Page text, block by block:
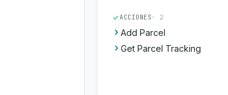
ACCIONES · 2
Add Parcel
Get Parcel Tracking